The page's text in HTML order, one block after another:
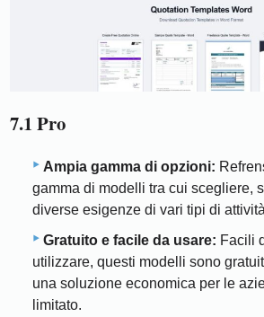
7.1 Pro
Ampia gamma di opzioni:
gamma di modelli tra cui scegliere,
diverse esigenze di vari tipi di
Gratuito e facile da usare: Facili
utilizzare, questi modelli sono
una soluzione economica per le
limitato.